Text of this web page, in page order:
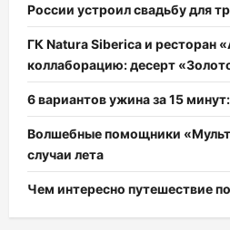
России устроил свадьбу для
ГК Natura Siberica и ресторан
коллаборацию: десерт
6 вариантов ужина за 15
Волшебные помощники
случаи лета
Чем интересно путешествие